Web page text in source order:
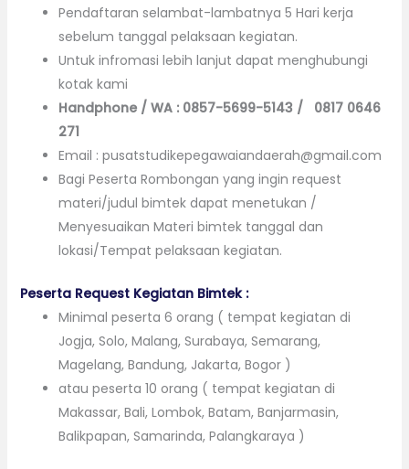
Pendaftaran selambat-lambatnya 5 Hari kerja
sebelum tanggal pelaksaan kegiatan.
Untuk infromasi lebih lanjut dapat menghubungi
kotak kami
Handphone / WA : 0857-5699-5143 / 0817 0646
271
Email : pusatstudikepegawaiandaerah@gmail.com
Bagi Peserta Rombongan yang ingin request
materi/judul bimtek dapat menetukan /
Menyesuaikan Materi bimtek tanggal dan
lokasi/Tempat pelaksaan kegiatan.
Peserta Request Kegiatan Bimtek :
Minimal peserta 6 orang ( tempat kegiatan di
Jogja, Solo, Malang, Surabaya, Semarang,
Magelang, Bandung, Jakarta, Bogor )
atau peserta 10 orang ( tempat kegiatan di
Makassar, Bali, Lombok, Batam, Banjarmasin,
Balikpapan, Samarinda, Palangkaraya )